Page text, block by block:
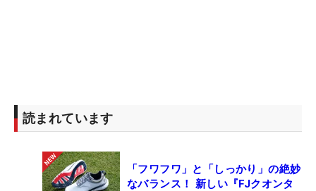
読まれています
「フワフワ」と「しっかり」の絶妙
なバランス！ 新しい『FJクオンタ